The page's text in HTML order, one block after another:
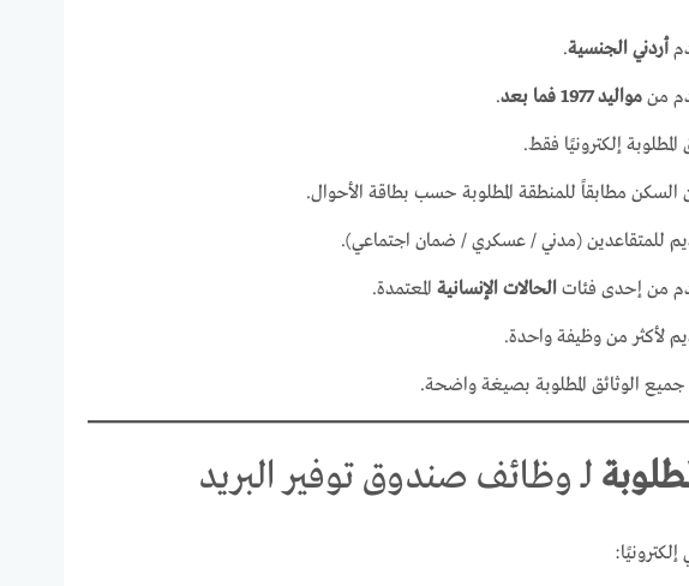
أردني الجنسية.
من مواليد 1977 فما بعد
.
المطلوبة إلكترونيًا فقط.
السكن مطابقاً للمنطقة المطلوبة حسب بطاقة الأحوال.
للمتقاعدين (مدني / عسكري / ضمان اجتماعي).
من إحدى فئات الحالات الإنسانيةالمعتمدة.
لأكثر من وظيفة واحدة.
جميع الوثائق المطلوبة بصيغة واضحة.
لـ وظائف صندوق توفير البريد